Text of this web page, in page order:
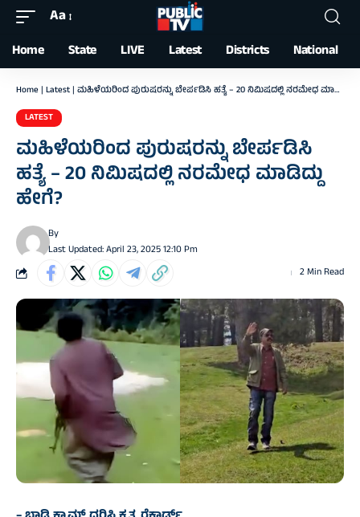
Font
Resizer
Aa
Home State LIVE Latest Districts National
Home | Latest | ಮಹಿಳೆಯರಿಂದ ಪುರುಷರನ್ನು ಬೇರ್ಪಡಿಸಿ ಹತ್ಯೆ – 20 ನಿಮಿಷದಲ್ಲಿ ನರಮೇಧ ಮಾಡಿದ್ದು ಹೇಗೆ?
LATEST
ಮಹಿಳೆಯರಿಂದ ಪುರುಷರನ್ನು ಬೇರ್ಪಡಿಸಿ
ಹತ್ಯೆ – 20 ನಿಮಿಷದಲ್ಲಿ ನರಮೇಧ ಮಾಡಿದ್ದು
ಹೇಗೆ?
Last Updated: April 23, 2025 12:10 Pm
By
2 Min Read